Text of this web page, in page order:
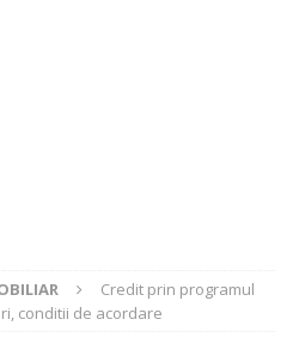
Credit prin programul
conditii de acordare